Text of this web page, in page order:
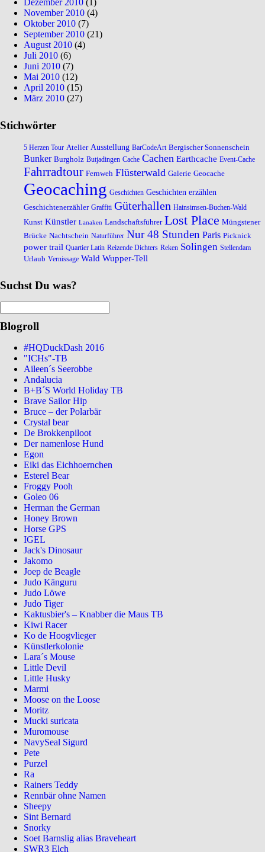
Dezember 2010 (1)
November 2010 (4)
Oktober 2010 (7)
September 2010 (21)
August 2010 (4)
Juli 2010 (6)
Juni 2010 (7)
Mai 2010 (12)
April 2010 (15)
März 2010 (27)
Stichwörter
5 Herzen Tour Atelier Ausstellung BarCodeArt Bergischer Sonnenschein
Bunker Burgholz Butjadingen Cache Cachen Earthcache Event-Cache
Fahrradtour Fernweh Flüsterwald Galerie Geocache
Geocaching Geschichten Geschichten erzählen
Geschichtenerzähler Graffiti Güterhallen Hainsimsen-Buchen-Wald
Kunst Künstler Lanaken Landschaftsführer Lost Place Müngstener
Brücke Nachtschein Naturführer Nur 48 Stunden Paris Picknick
power trail Quartier Latin Reizende Dichters Reken Solingen Stellendam
Urlaub Vernissage Wald Wupper-Tell
Suchst Du was?
Blogroll
#HQDuckDash 2016
"ICHs"-TB
Aileen´s Seerobbe
Andalucia
B+B´S World Holiday TB
Brave Sailor Hip
Bruce – der Polarbär
Crystal bear
De Brokkenpiloot
Der namenlose Hund
Egon
Eiki das Eichhoernchen
Esterel Bear
Froggy Pooh
Goleo 06
Herman the German
Honey Brown
Horse GPS
IGEL
Jack's Dinosaur
Jakomo
Joep de Beagle
Judo Känguru
Judo Löwe
Judo Tiger
Kaktusbier's – Knabber die Maus TB
Kiwi Racer
Ko de Hoogvlieger
Künstlerkolonie
Lara´s Mouse
Little Devil
Little Husky
Marmi
Moose on the Loose
Moritz
Mucki suricata
Muromouse
NavySeal Sigurd
Pete
Purzel
Ra
Rainers Teddy
Rennbär ohne Namen
Sheepy
Sint Bernard
Snorky
Soet Barnslig alias Braveheart
SWR3 Elch